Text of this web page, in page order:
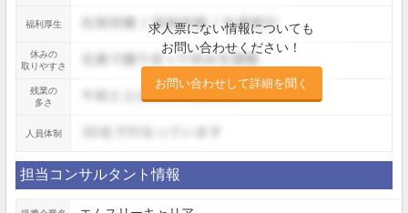
求人票にない情報についても
お問い合わせください！
お問い合わせして詳細を聞く
福利厚生
休みの
取りやすさ
残業の
多さ
人員体制
担当コンサルタント情報